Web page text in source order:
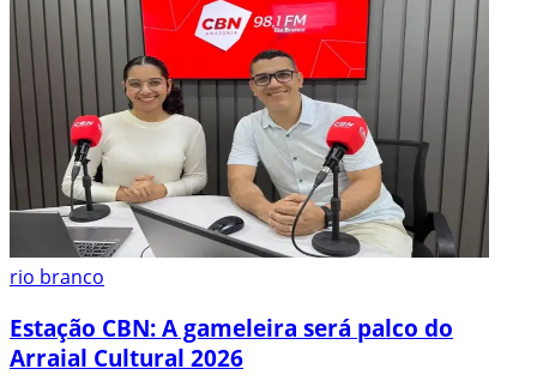
rio branco
Estação CBN: A gameleira será palco do
Arraial Cultural 2026